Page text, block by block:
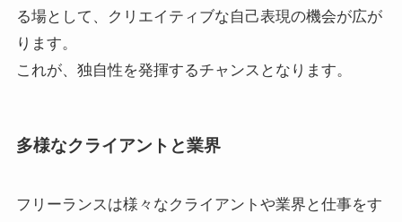
る場として、クリエイティブな自己表現の機会が広が
ります。
これが、独自性を発揮するチャンスとなります。
多様なクライアントと業界
フリーランスは様々なクライアントや業界と仕事をす